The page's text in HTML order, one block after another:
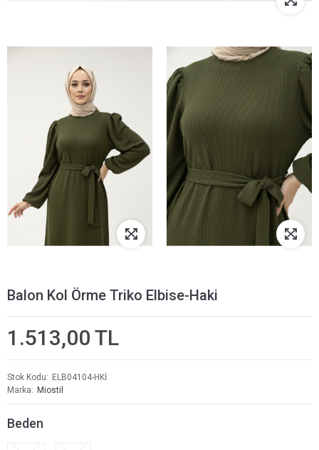
Balon Kol Örme Triko Elbise-Haki
1.513,00 TL
Stok Kodu
ELB04104-HKİ
Marka
Miostil
Beden